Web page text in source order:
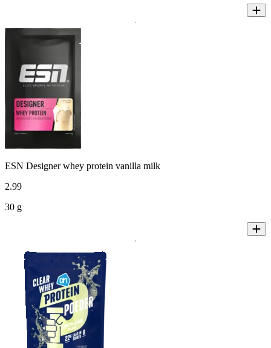
ESN Designer whey protein vanilla milk
2.99
30 g